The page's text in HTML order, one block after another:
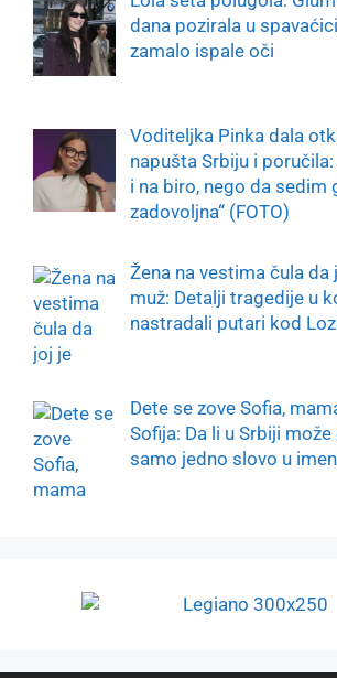
dana pozirala u
zamalo ispale oči
Voditeljka Pinka dala
napušta Srbiju i
i na biro, nego da sedim
zadovoljna“ (FOTO)
Žena na vestima čula da
muž: Detalji tragedije u
nastradali putari kod
Dete se zove Sofia,
Sofija: Da li u Srbiji
samo jedno slovo u